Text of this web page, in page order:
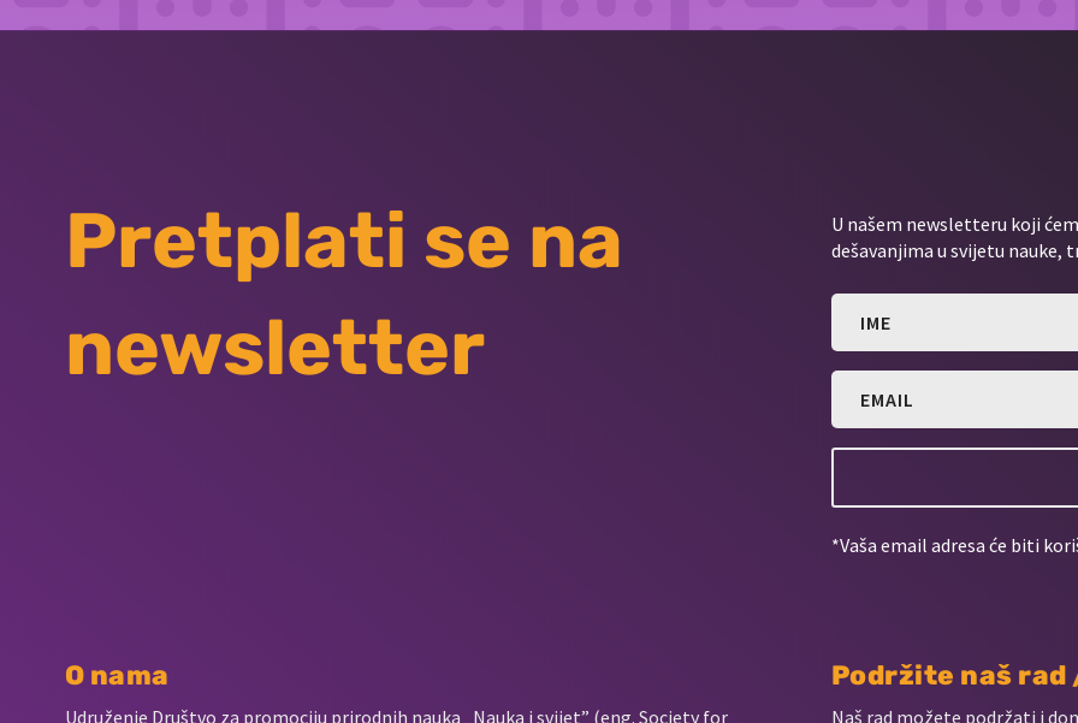
Pretplati se na
newsletter
U našem newsletteru koji
dešavanjima u svijetu nauke,
*Vaša email adresa će biti
O nama
Udruženje Društvo za promociju prirodnih nauka „Nauka i svijet” (eng. Society for
Podržite naš
Naš rad možete podržati i